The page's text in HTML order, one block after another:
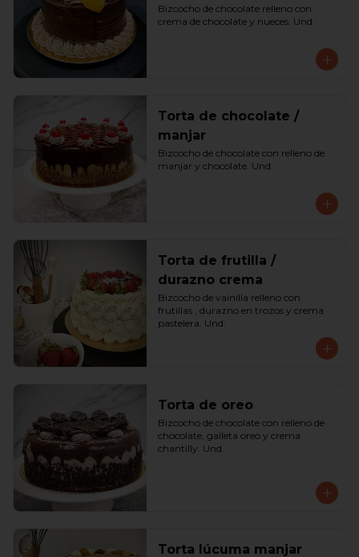
Bizcocho de chocolate relleno con
crema de chocolate y nueces. Und.
Torta de chocolate /
manjar
Bizcocho de chocolate con relleno de
manjar y chocolate. Und.
Torta de frutilla /
durazno crema
Bizcocho de vainilla relleno con
frutillas , durazno en trozos y crema
pastelera. Und.
Torta de oreo
Bizcocho de chocolate con relleno de
chocolate, galleta oreo y crema
chantilly. Und.
Torta lúcuma manjar